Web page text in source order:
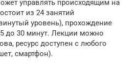
управлять происходящим на
из 24 занятий
уровень), прохождение
до 30 минут. Лекции можно
ресурс доступен с любого
смартфон).